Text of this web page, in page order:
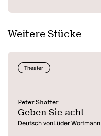
Weitere Stücke
Theater
Peter Shaffer
Geben Sie acht
Deutsch vonLüder Wortmann